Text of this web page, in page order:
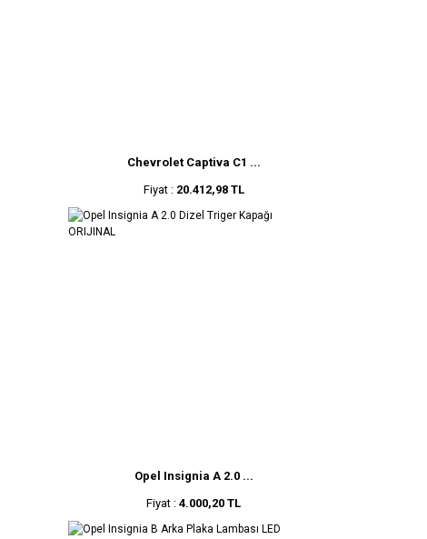
Chevrolet Captiva C1 ...
Fiyat : 20.412,98 TL
Opel Insignia A 2.0 ...
Fiyat : 4.000,20 TL